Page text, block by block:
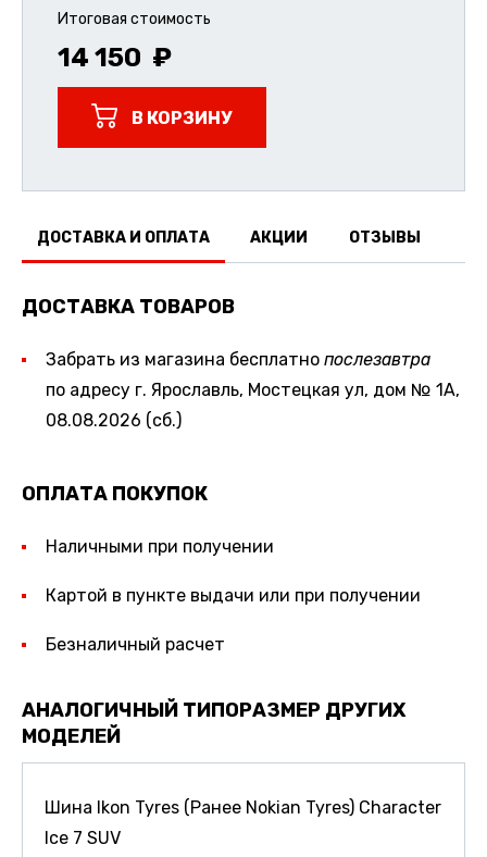
Итоговая стоимость
14 150
В КОРЗИНУ
ДОСТАВКА И ОПЛАТА АКЦИИ ОТЗЫВЫ
ДОСТАВКА ТОВАРОВ
Забрать из магазина бесплатно послезавтра
по адресу г. Ярославль, Мостецкая ул, дом № 1А,
08.08.2026 (сб.)
ОПЛАТА ПОКУПОК
Наличными при получении
Картой в пункте выдачи или при получении
Безналичный расчет
АНАЛОГИЧНЫЙ ТИПОРАЗМЕР ДРУГИХ
МОДЕЛЕЙ
Шина Ikon Tyres (Ранее Nokian Tyres) Character
Ice 7 SUV